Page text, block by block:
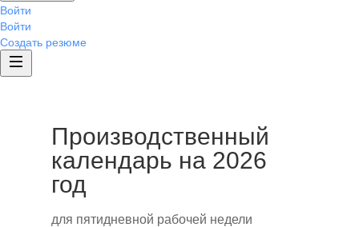
Войти
Войти
Создать резюме
Производственный
календарь на 2026
год
для пятидневной рабочей недели